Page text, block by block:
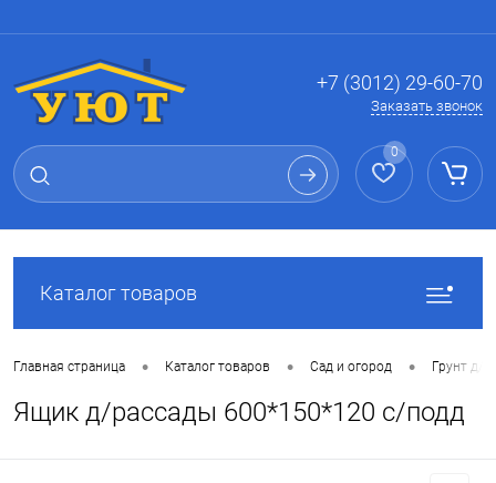
+7 (3012) 29-60-70
Заказать звонок
0
Каталог товаров
Главная страница • Каталог товаров • Сад и огород • Грунт д/
Ящик д/рассады 600*150*120 с/подд